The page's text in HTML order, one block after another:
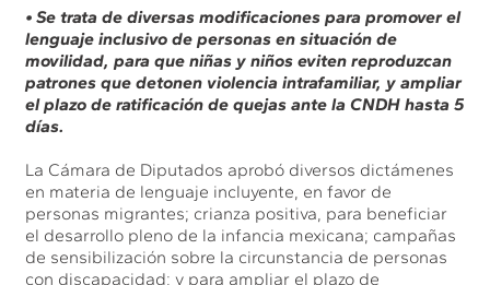
• Se trata de diversas modificaciones para promover el
lenguaje inclusivo de personas en situación de
movilidad, para que niñas y niños eviten reproduzcan
patrones que detonen violencia intrafamiliar, y ampliar
el plazo de ratificación de quejas ante la CNDH hasta 5
días.
La Cámara de Diputados aprobó diversos dictámenes
en materia de lenguaje incluyente, en favor de
personas migrantes; crianza positiva, para beneficiar
el desarrollo pleno de la infancia mexicana; campañas
de sensibilización sobre la circunstancia de personas
con discapacidad; y para ampliar el plazo de